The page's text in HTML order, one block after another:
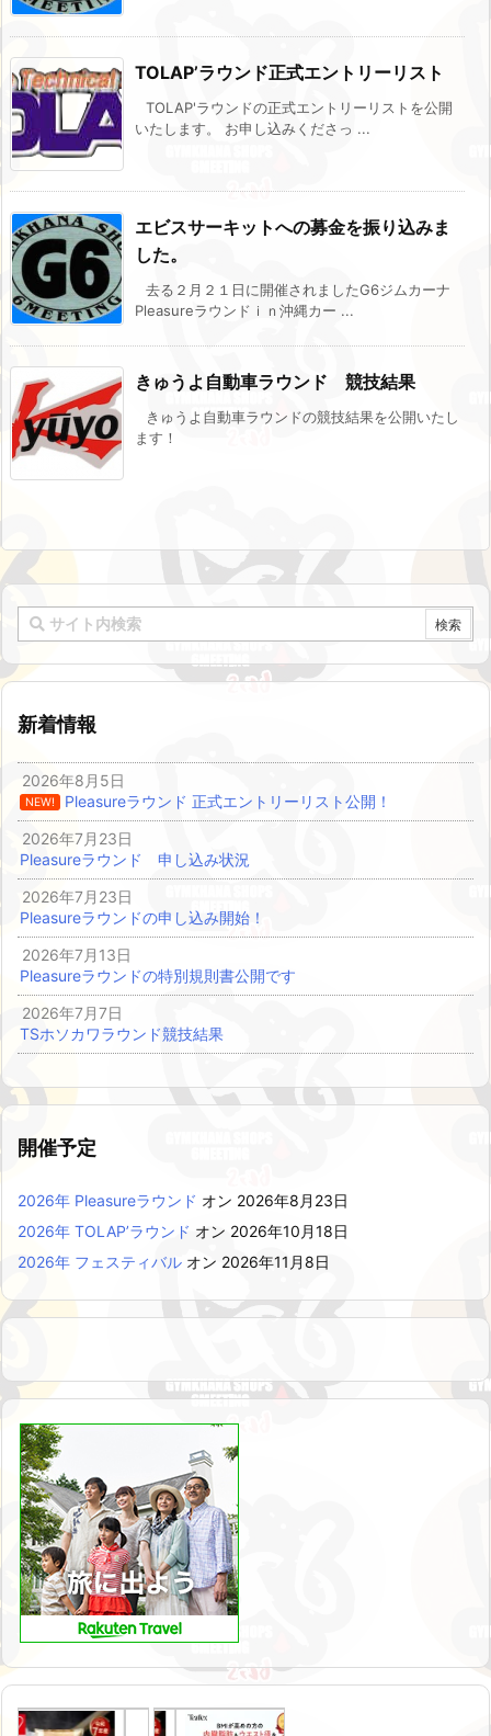
TOLAP’ラウンド正式エントリーリスト
TOLAP'ラウンドの正式エントリーリストを公開
いたします。 お申し込みくださっ ...
エビスサーキットへの募金を振り込みま
した。
去る２月２１日に開催されましたG6ジムカーナ
Pleasureラウンドｉｎ沖縄カー ...
きゅうよ自動車ラウンド 競技結果
きゅうよ自動車ラウンドの競技結果を公開いたし
ます！
新着情報
2026年8月5日
NEW!
Pleasureラウンド 正式エントリーリスト公開！
2026年7月23日
Pleasureラウンド 申し込み状況
2026年7月23日
Pleasureラウンドの申し込み開始！
2026年7月13日
Pleasureラウンドの特別規則書公開です
2026年7月7日
TSホソカワラウンド競技結果
開催予定
2026年 Pleasureラウンド オン 2026年8月23日
2026年 TOLAP’ラウンド オン 2026年10月18日
2026年 フェスティバル オン 2026年11月8日